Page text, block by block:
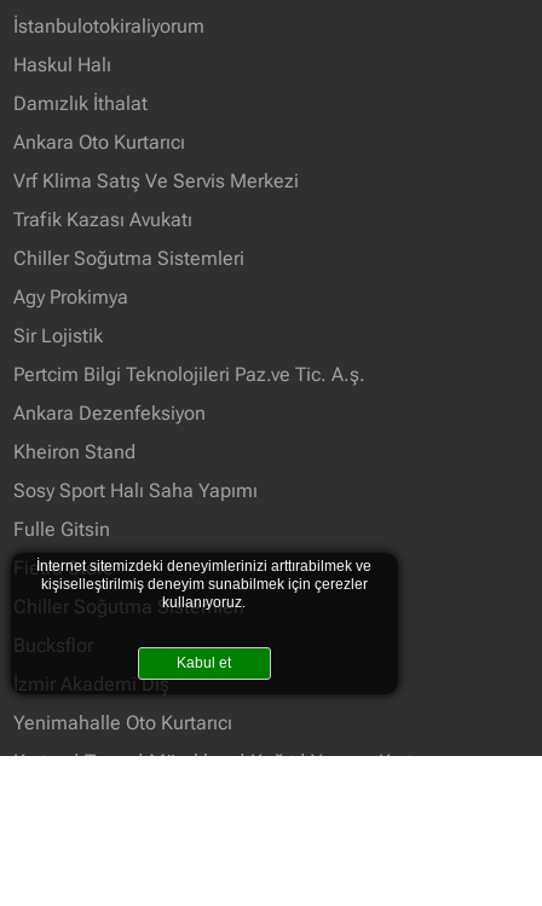
İstanbulotokiraliyorum
Haskul Halı
Damızlık İthalat
Ankara Oto Kurtarıcı
Vrf Klima Satış Ve Servis Merkezi
Trafik Kazası Avukatı
Chiller Soğutma Sistemleri
Agy Prokimya
Sir Lojistik
Pertcim Bilgi Teknolojileri Paz.ve Tic. A.ş.
Ankara Dezenfeksiyon
Kheiron Stand
Sosy Sport Halı Saha Yapımı
Fulle Gitsin
Fietra Store
Chiller Soğutma Sistemleri
Bucksflor
İzmir Akademi Diş
Yenimahalle Oto Kurtarıcı
Kartuş | Toner | Mürekkep | Kağıt | Yazıcı - Kartonx
İnternet sitemizdeki deneyimlerinizi arttırabilmek ve
kişiselleştirilmiş deneyim sunabilmek için çerezler
kullanıyoruz.
Kabul et